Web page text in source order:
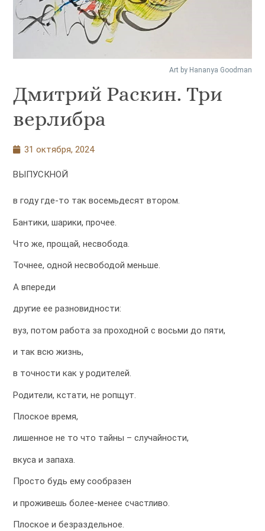
Art by Hananya Goodman
Дмитрий Раскин. Три
верлибра
31 октября, 2024
ВЫПУСКНОЙ
в году где-то так восемьдесят втором.
Бантики, шарики, прочее.
Что же, прощай, несвобода.
Точнее, одной несвободой меньше.
А впереди
другие ее разновидности:
вуз, потом работа за проходной с восьми до пяти,
и так всю жизнь,
в точности как у родителей.
Родители, кстати, не ропщут.
Плоское время,
лишенное не то что тайны – случайности,
вкуса и запаха.
Просто будь ему сообразен
и проживешь более-менее счастливо.
Плоское и безраздельное.